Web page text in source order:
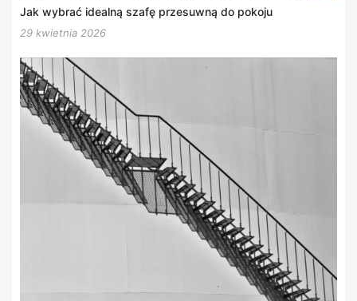
Jak wybrać idealną szafę przesuwną do pokoju
29 kwietnia 2026